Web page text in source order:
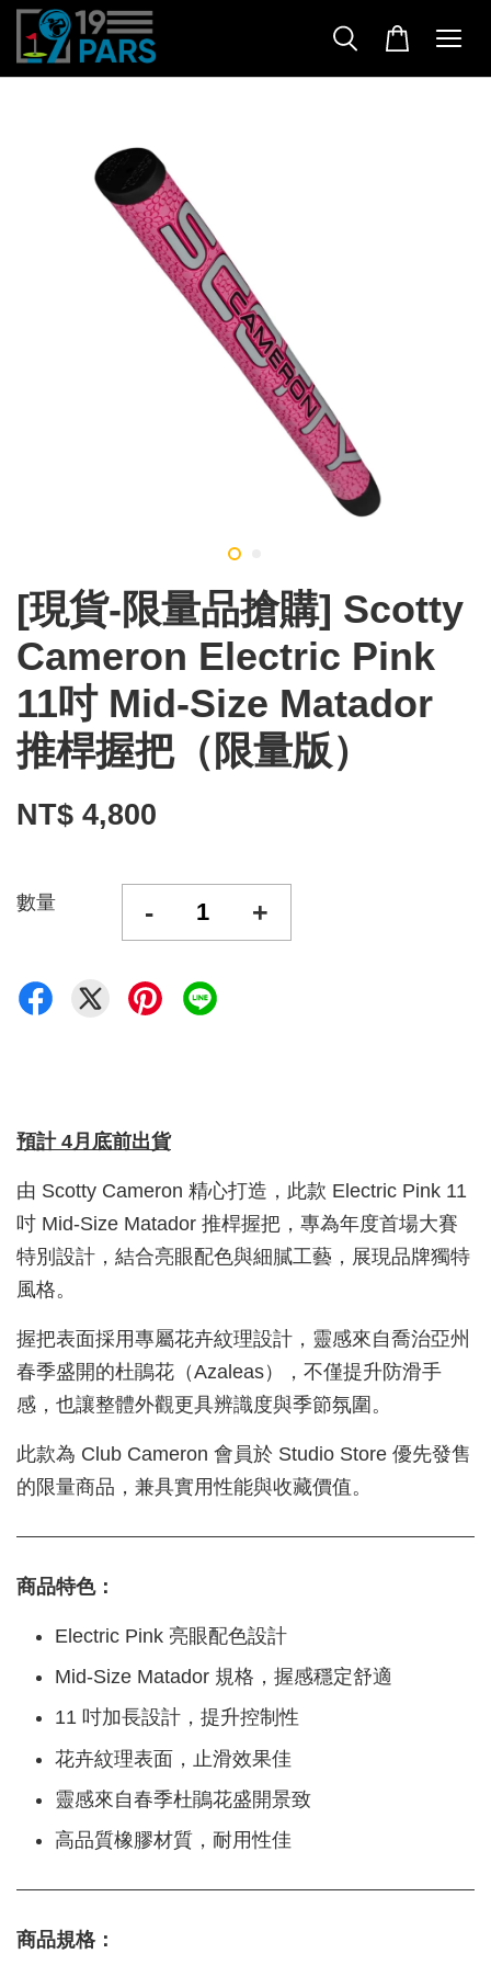
[現貨-限量品搶購] Scotty
Cameron Electric Pink
11吋 Mid-Size Matador
推桿握把（限量版）
NT$ 4,800
數量 - +
預計 4月底前出貨
由 Scotty Cameron 精心打造，此款 Electric Pink 11
吋 Mid-Size Matador 推桿握把，專為年度首場大賽
特別設計，結合亮眼配色與細膩工藝，展現品牌獨特
風格。
握把表面採用專屬花卉紋理設計，靈感來自喬治亞州
春季盛開的杜鵑花（Azaleas），不僅提升防滑手
感，也讓整體外觀更具辨識度與季節氛圍。
此款為 Club Cameron 會員於 Studio Store 優先發售
的限量商品，兼具實用性能與收藏價值。
商品特色：
Electric Pink 亮眼配色設計
Mid-Size Matador 規格，握感穩定舒適
11 吋加長設計，提升控制性
花卉紋理表面，止滑效果佳
靈感來自春季杜鵑花盛開景致
高品質橡膠材質，耐用性佳
商品規格：